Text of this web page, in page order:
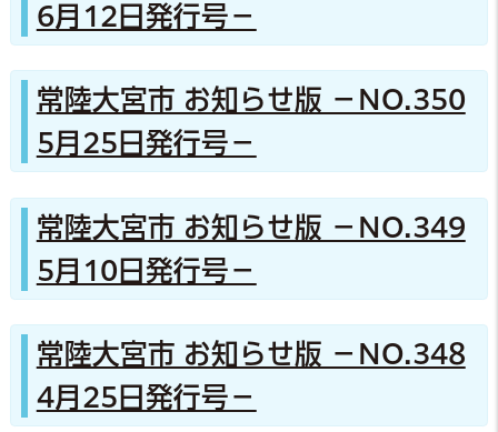
6月12日発行号－
常陸大宮市 お知らせ版 －NO.350
5月25日発行号－
常陸大宮市 お知らせ版 －NO.349
5月10日発行号－
常陸大宮市 お知らせ版 －NO.348
4月25日発行号－